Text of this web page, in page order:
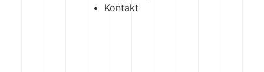
Kontakt